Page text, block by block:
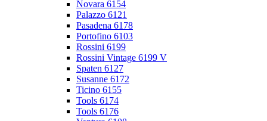
Novara 6154
Palazzo 6121
Pasadena 6178
Portofino 6103
Rossini 6199
Rossini Vintage 6199 V
Spaten 6127
Susanne 6172
Ticino 6155
Tools 6174
Tools 6176